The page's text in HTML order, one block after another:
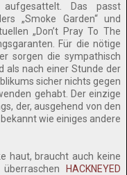
Das passt
„Smoke Garden“ und
„Don’t Pray To The
Für die nötige
sorgen die sympathisch
als nach einer Stunde der
sicher nichts gegen
gehabt. Der einzige
der, ausgehend von den
wie einiges andere
haut, braucht auch keine
HACKNEYED